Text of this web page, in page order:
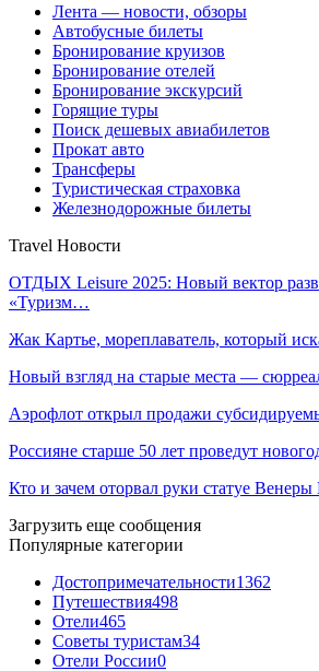
Лента — новости, обзоры
Автобусные билеты
Бронирование круизов
Бронирование отелей
Бронирование экскурсий
Горящие туры
Поиск дешевых авиабилетов
Прокат авто
Трансферы
Туристическая страховка
Железнодорожные билеты
Travel Новости
ОТДЫХ Leisure 2025: Новый вектор
«Туризм…
Жак Картье, мореплаватель, который
Новый взгляд на старые места —
Аэрофлот открыл продажи
Россияне старше 50 лет проведут
Кто и зачем оторвал руки статуе
Загрузить еще сообщения
Популярные категории
Достопримечательности1362
Путешествия498
Отели465
Советы туристам34
Отели России0